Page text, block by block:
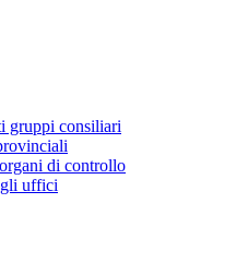
gruppi consiliari
di controllo
uffici